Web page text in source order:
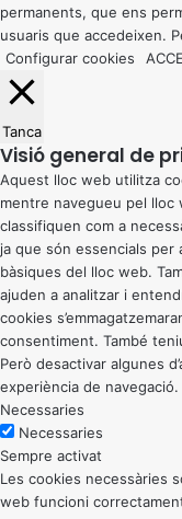
permanents, que ens
usuaris que accedeixen.
Configurar cookies
Tanca
Visió general de
Aquest lloc web utilitza
mentre navegueu pel lloc
classifiquen com a
ja que són essencials
bàsiques del lloc web.
ajuden a analitzar i
cookies
consentiment. També
Però desactivar algunes
experiència de navegació.
Necessaries
Necessaries
Sempre activat
Les cookies necessàries
web funcioni